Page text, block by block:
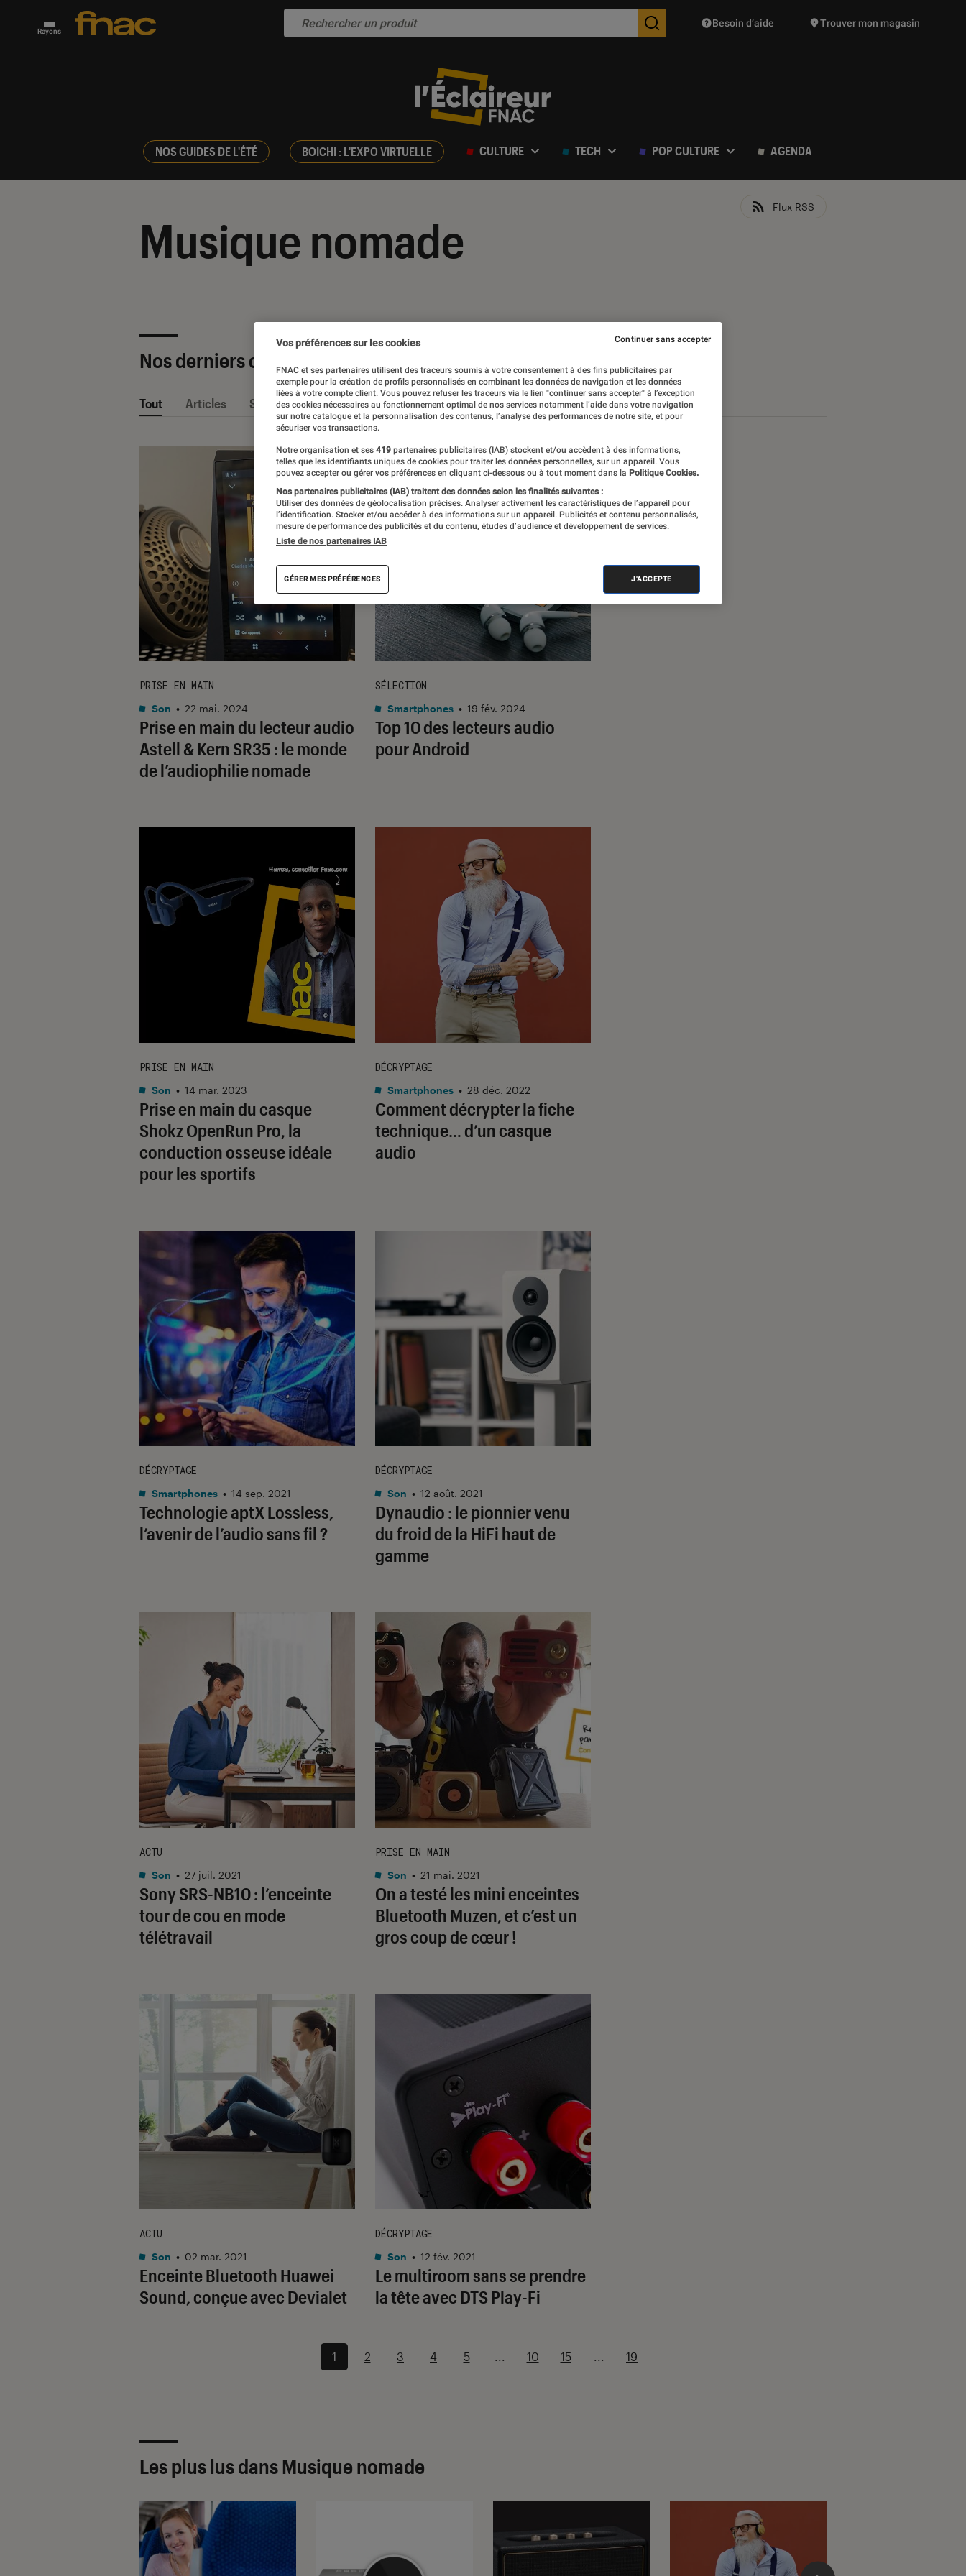
Rayons Des suggestions de produits vont vous être proposées
Besoin d’aide Trouver mon magasin
NOS GUIDES DE L'ÉTÉ BOICHI : L'EXPO VIRTUELLE CULTURE TECH POP CULTURE AGENDA
Musique nomade
Flux RSS
Nos derniers contenus
Tout Articles Sélections et guides Tests
Prise en main du lecteur audio
Astell & Kern SR35 : le monde
de l’audiophilie nomade
PRISE EN MAIN
Son • 22 mai. 2024
Top 10 des lecteurs audio
pour Android
SÉLECTION
Smartphones • 19 fév. 2024
Prise en main du casque
Shokz OpenRun Pro, la
conduction osseuse idéale
pour les sportifs
PRISE EN MAIN
Son • 14 mar. 2023
Comment décrypter la fiche
technique… d’un casque
audio
DÉCRYPTAGE
Smartphones • 28 déc. 2022
Technologie aptX Lossless,
l’avenir de l’audio sans fil ?
DÉCRYPTAGE
Smartphones • 14 sep. 2021
Dynaudio : le pionnier venu
du froid de la HiFi haut de
gamme
DÉCRYPTAGE
Son • 12 août. 2021
Sony SRS-NB10 : l’enceinte
tour de cou en mode
télétravail
ACTU
Son • 27 juil. 2021
On a testé les mini enceintes
Bluetooth Muzen, et c’est un
gros coup de cœur !
PRISE EN MAIN
Son • 21 mai. 2021
Enceinte Bluetooth Huawei
Sound, conçue avec Devialet
ACTU
Son • 02 mar. 2021
Le multiroom sans se prendre
la tête avec DTS Play-Fi
DÉCRYPTAGE
Son • 12 fév. 2021
1 2 3 4 5 ... 10 15 ... 19
Les plus lus dans Musique nomade
Vos préférences sur les cookies
FNAC et ses partenaires utilisent des traceurs soumis à votre consentement à des fins publicitaires par
exemple pour la création de profils personnalisés en combinant les données de navigation et les données
liées à votre compte client. Vous pouvez refuser les traceurs via le lien "continuer sans accepter" à l’exception
des cookies nécessaires au fonctionnement optimal de nos services notamment l’aide dans votre navigation
sur notre catalogue et la personnalisation des contenus, l’analyse des performances de notre site, et pour
sécuriser vos transactions.
Notre organisation et ses 419 partenaires publicitaires (IAB) stockent et/ou accèdent à des informations,
telles que les identifiants uniques de cookies pour traiter les données personnelles, sur un appareil. Vous
pouvez accepter ou gérer vos préférences en cliquant ci-dessous ou à tout moment dans la Politique Cookies.
Nos partenaires publicitaires (IAB) traitent des données selon les finalités suivantes :
Utiliser des données de géolocalisation précises. Analyser activement les caractéristiques de l’appareil pour
l’identification. Stocker et/ou accéder à des informations sur un appareil. Publicités et contenu personnalisés,
mesure de performance des publicités et du contenu, études d’audience et développement de services.
Liste de nos partenaires IAB
GÉRER MES PRÉFÉRENCES J'ACCEPTE
Continuer sans accepter